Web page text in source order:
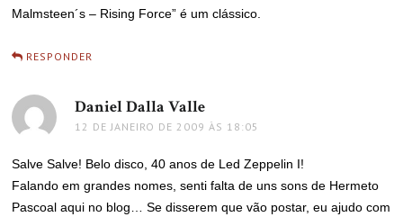
Malmsteen´s – Rising Force” é um clássico.
RESPONDER
Daniel Dalla Valle
12 DE JANEIRO DE 2009 ÀS 18:05
Salve Salve! Belo disco, 40 anos de Led Zeppelin I!
Falando em grandes nomes, senti falta de uns sons de Hermeto
Pascoal aqui no blog… Se disserem que vão postar, eu ajudo com